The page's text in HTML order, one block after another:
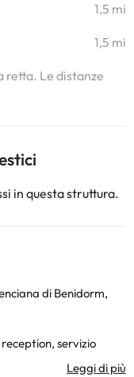
1,5 mi
1,5 mi
retta. Le distanze
in questa struttura.
di Benidorm,
servizio
reception, parcheggio